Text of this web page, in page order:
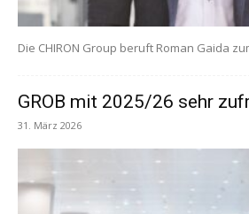
Die CHIRON Group beruft Roman Gaida
GROB mit 2025/26 sehr
31. März 2026